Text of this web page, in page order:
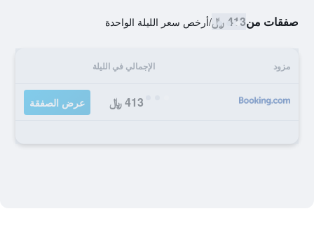
صفقات من413 ﷼ /أرخص سعر الليلة الواحدة
مزود الإجمالي في الليلة
413 ﷼ عرض الصفقة